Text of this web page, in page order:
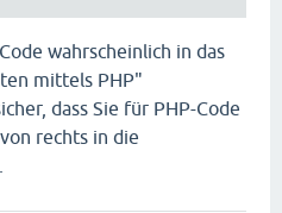
wahrscheinlich in das
mittels PHP"
dass Sie für PHP-Code
rechts in die